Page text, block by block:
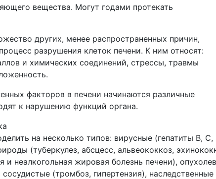
вещества. Могут годами протекать
других, менее распространенных причин,
разрушения клеток печени. К ним относят:
и химических соединений, стрессы, травмы
факторов в печени начинаются различные
к нарушению функций органа.
на несколько типов: вирусные (гепатиты B, C,
(туберкулез, абсцесс, альвеококкоз,
и неалкогольная жировая болезнь печени),
(тромбоз, гипертензия), наследственные